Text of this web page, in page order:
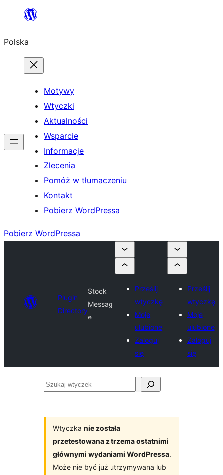
Przejdź
treści
Polska
Motywy
Wtyczki
Aktualności
Wsparcie
Informacje
Zlecenia
Pomóż w tłumaczeniu
Kontakt
Pobierz WordPressa
Pobierz WordPressa
Plugin
Directory
Stock
Messag
e
Prześlij
wtyczkę
Moje
ulubione
Zaloguj
się
Prześlij
wtyczkę
Moje
ulubione
Zaloguj
się
Szukaj
Wtyczka nie została
przetestowana z trzema ostatnimi
głównymi wydaniami WordPressa.
Może nie być już utrzymywana lub